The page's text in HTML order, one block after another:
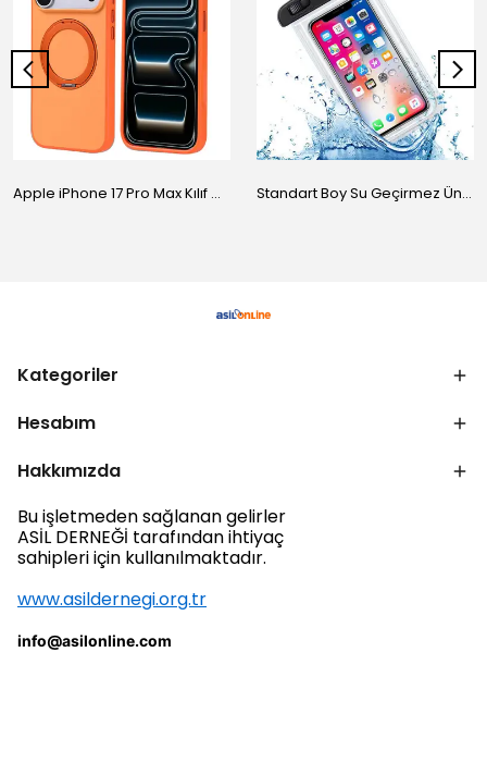
Apple iPhone 17 Pro Max Kılıf M-Safe Şarj Özellikli Standlı Zore Proton Silikon Kapak Standart Boy Su Geçirmez Üniversal Kılıf
Kategoriler
Hesabım
Hakkımızda
Bu işletmeden sağlanan gelirler
ASİL DERNEĞİ tarafından ihtiyaç
sahipleri için kullanılmaktadır.
www.asildernegi.org.tr
info@asilonline.com